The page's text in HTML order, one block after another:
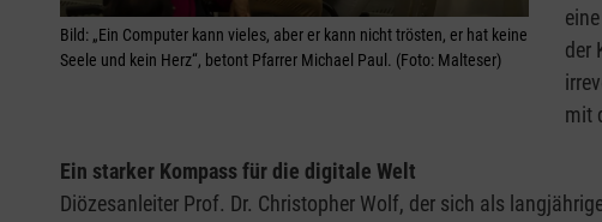
Bild: „Ein Computer kann vieles, aber er kann nicht trösten, er hat keine
Seele und kein Herz“, betont Pfarrer Michael Paul. (Foto: Malteser)
der
mit
Ein starker Kompass für die digitale Welt
Diözesanleiter Prof. Dr. Christopher Wolf, der sich als